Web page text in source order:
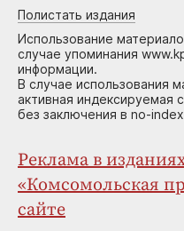
Полистать издания
Использование
случае упоминания
информации.
В случае использования
активная индексируемая
без заключения в no-
Реклама в
«Комсомольская
сайте